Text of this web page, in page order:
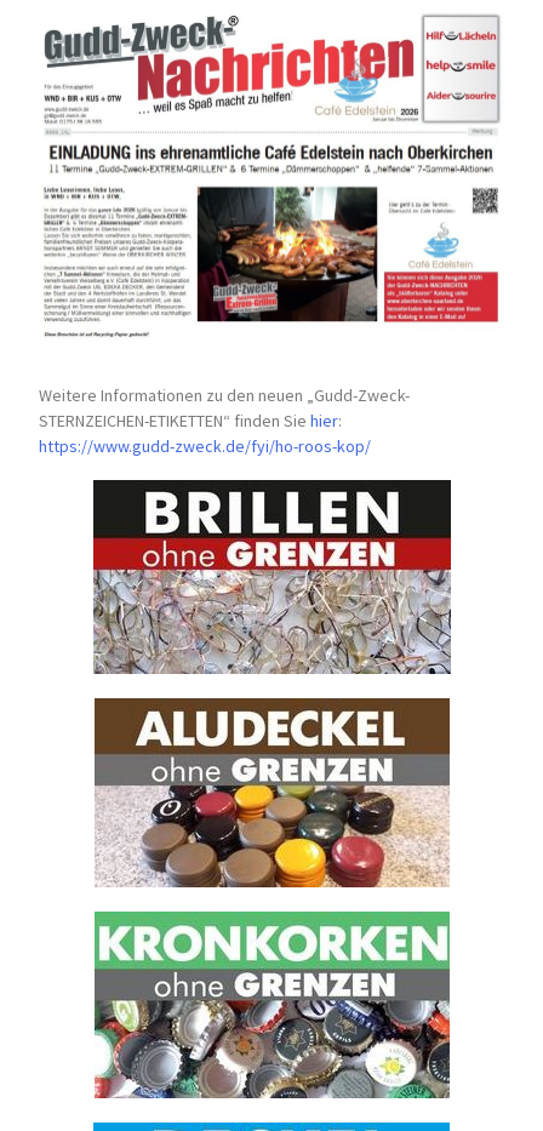
Weitere Informationen zu den neuen „Gudd-Zweck-
STERNZEICHEN-ETIKETTEN“ finden Siehier:
https://www.gudd-zweck.de/fyi/ho-roos-kop/